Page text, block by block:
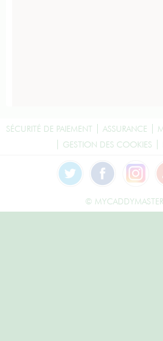
SÉCURITÉ DE PAIEMENT ASSURANCE
GESTION DES COOKIES
©